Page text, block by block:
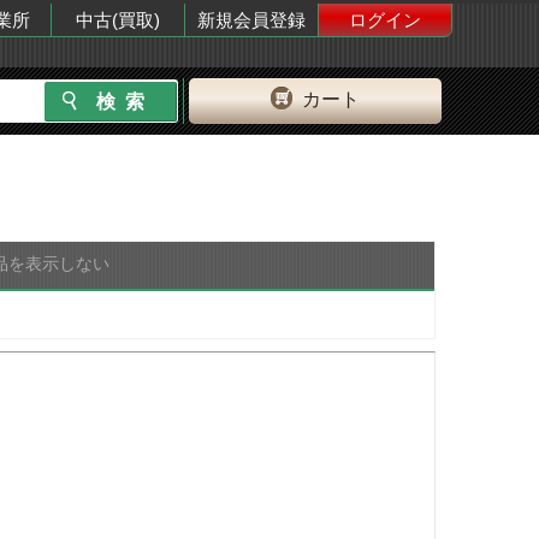
所 中古(買取) 新規会員登録
ログイン
カート
を表示しない